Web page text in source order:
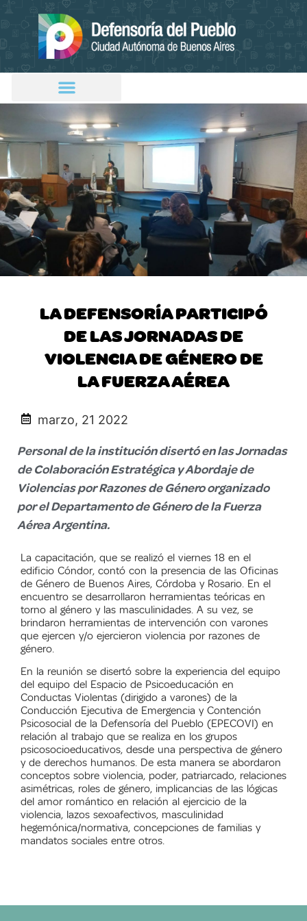
LA DEFENSORÍA PARTICIPÓ
DE LAS JORNADAS DE
VIOLENCIA DE GÉNERO DE
LA FUERZA AÉREA
marzo, 21 2022
Personal de la institución disertó en las Jornadas
de Colaboración Estratégica y Abordaje de
Violencias por Razones de Género organizado
por el Departamento de Género de la Fuerza
Aérea Argentina.
La capacitación, que se realizó el viernes 18 en el
edificio Cóndor, contó con la presencia de las Oficinas
de Género de Buenos Aires, Córdoba y Rosario. En el
encuentro se desarrollaron herramientas teóricas en
torno al género y las masculinidades. A su vez, se
brindaron herramientas de intervención con varones
que ejercen y/o ejercieron violencia por razones de
género.
En la reunión se disertó sobre la experiencia del equipo
del equipo del Espacio de Psicoeducación en
Conductas Violentas (dirigido a varones) de la
Conducción Ejecutiva de Emergencia y Contención
Psicosocial de la Defensoría del Pueblo (EPECOVI) en
relación al trabajo que se realiza en los grupos
psicosocioeducativos, desde una perspectiva de género
y de derechos humanos. De esta manera se abordaron
conceptos sobre violencia, poder, patriarcado, relaciones
asimétricas, roles de género, implicancias de las lógicas
del amor romántico en relación al ejercicio de la
violencia, lazos sexoafectivos, masculinidad
hegemónica/normativa, concepciones de familias y
mandatos sociales entre otros.